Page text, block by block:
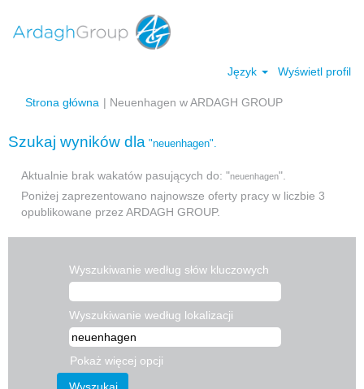
Język Wyświetl profil
Strona główna | Neuenhagen w ARDAGH GROUP(bieżąca
Szukaj wyników dla "neuenhagen".
Aktualnie brak wakatów pasujących do: "neuenhagen".
Poniżej zaprezentowano najnowsze oferty pracy w liczbie 3
opublikowane przez ARDAGH GROUP.
Wyszukiwanie według słów kluczowych
Wyszukiwanie według lokalizacji
Pokaż więcej opcji